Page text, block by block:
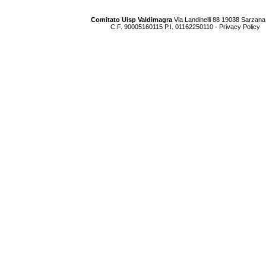
Comitato Uisp Valdimagra Via Landinelli 88 19038
C.F. 90005160115 P.I. 01162250110 - Privacy Policy